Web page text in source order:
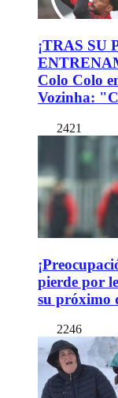
¡TRAS SU
Colo Colo
Vozinha:
2421
pierde por
su próximo
2246